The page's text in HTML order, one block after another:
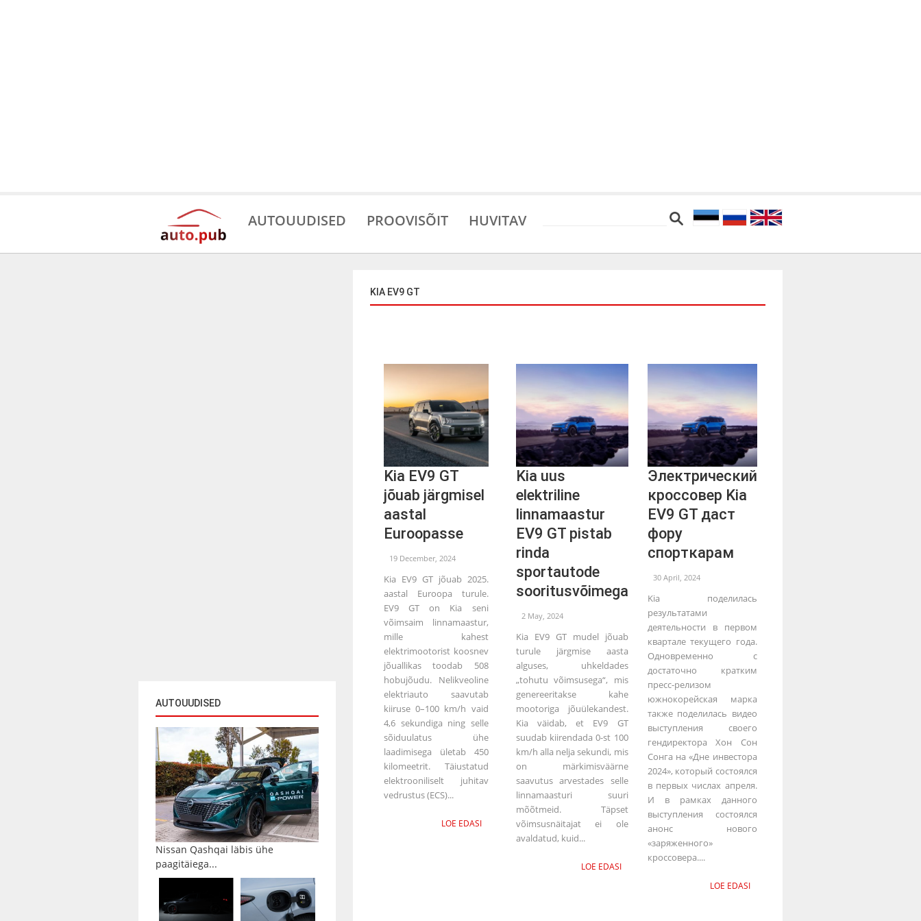
AUTOUUDISED PROOVISÕIT HUVITAV
AUTOUUDISED
Nissan Qashqai läbis ühe
paagitäiega...
KIA EV9 GT
Kia EV9 GT
jõuab järgmisel
aastal
Euroopasse
19 December, 2024
Kia EV9 GT jõuab 2025.
aastal Euroopa turule.
EV9 GT on Kia seni
võimsaim linnamaastur,
mille kahest
elektrimootorist koosnev
jõuallikas toodab 508
hobujõudu. Nelikveoline
elektriauto saavutab
kiiruse 0–100 km/h vaid
4,6 sekundiga ning selle
sõiduulatus ühe
laadimisega ületab 450
kilomeetrit. Täiustatud
elektrooniliselt juhitav
vedrustus (ECS)...
LOE EDASI
Kia uus
elektriline
linnamaastur
EV9 GT pistab
rinda
sportautode
sooritusvõimega
2 May, 2024
Kia EV9 GT mudel jõuab
turule järgmise aasta
alguses, uhkeldades
„tohutu võimsusega“, mis
genereeritakse kahe
mootoriga jõuülekandest.
Kia väidab, et EV9 GT
suudab kiirendada 0-st 100
km/h alla nelja sekundi, mis
on märkimisväärne
saavutus arvestades selle
linnamaasturi suuri
mõõtmeid. Täpset
võimsusnäitajat ei ole
avaldatud, kuid...
LOE EDASI
Электрический
кроссовер Kia
EV9 GT даст
фору
спорткарам
30 April, 2024
Kia поделилась
результатами
деятельности в первом
квартале текущего года.
Одновременно с
достаточно кратким
пресс-релизом
южнокорейская марка
также поделилась видео
выступления своего
гендиректора Хон Сон
Сонга на «Дне инвестора
2024», который состоялся
в первых числах апреля.
И в рамках данного
выступления состоялся
анонс нового
«заряженного»
кроссовера....
LOE EDASI